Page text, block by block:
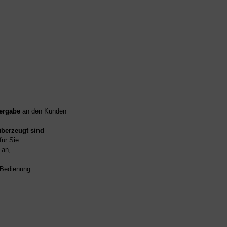
an den Kunden
sind
für Sie
an,